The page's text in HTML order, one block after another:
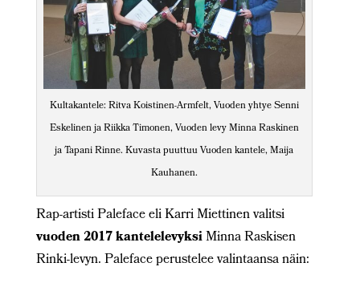
Kultakantele: Ritva Koistinen-Armfelt, Vuoden yhtye Senni
Eskelinen ja Riikka Timonen, Vuoden levy Minna Raskinen
ja Tapani Rinne. Kuvasta puuttuu Vuoden kantele, Maija
Kauhanen.
Rap-artisti Paleface eli Karri Miettinen valitsi
vuoden 2017 kantelelevyksiMinna Raskisen
Rinki-levyn. Paleface perustelee valintaansa näin: